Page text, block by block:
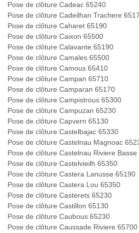
Pose de clôture Cadeac 65240
Pose de clôture Cadeilhan Trachere
Pose de clôture Caharet 65190
Pose de clôture Caixon 65500
Pose de clôture Calavante 65190
Pose de clôture Camales 65500
Pose de clôture Camous 65410
Pose de clôture Campan 65710
Pose de clôture Camparan 65170
Pose de clôture Campistrous 65300
Pose de clôture Campuzan 65230
Pose de clôture Capvern 65130
Pose de clôture Castelbajac 65330
Pose de clôture Castelnau Magnoac
Pose de clôture Castelnau Riviere Basse
Pose de clôture Castelvieilh 65350
Pose de clôture Castera Lanusse 65190
Pose de clôture Castera Lou 65350
Pose de clôture Casterets 65230
Pose de clôture Castillon 65130
Pose de clôture Caubous 65230
Pose de clôture Caussade Riviere 65700